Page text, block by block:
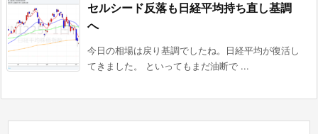
セルシード反落も日経平均持ち直し基調
へ
今日の相場は戻り基調でしたね。日経平均が復活し
てきました。 といってもまだ油断で ...